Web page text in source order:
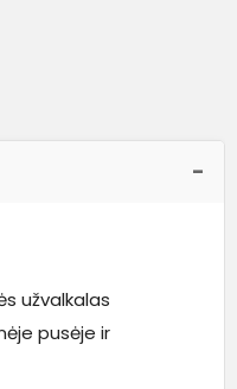
užvalkalas
pusėje ir